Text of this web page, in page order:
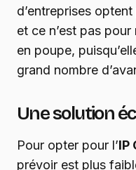
d’entreprises
et ce n’est pas
en poupe,
grand nombre
Une solution
Pour opter pour l’IP
prévoir est plus